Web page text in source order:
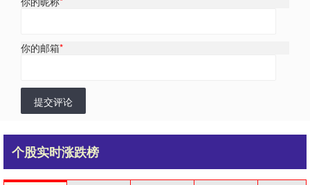
你的邮箱*
提交评论
个股实时涨跌榜